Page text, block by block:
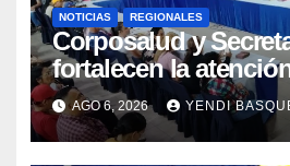
NOTICIAS REGIONALES
Corposalud y
fortalecen la
municipios
AGO 6, 2026 YENDI